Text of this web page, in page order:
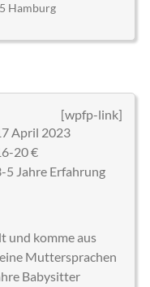
Hamburg
[wpfp-link]
April 2023
20 €
5 Jahre Erfahrung
und komme aus
Muttersprachen
Babysitter